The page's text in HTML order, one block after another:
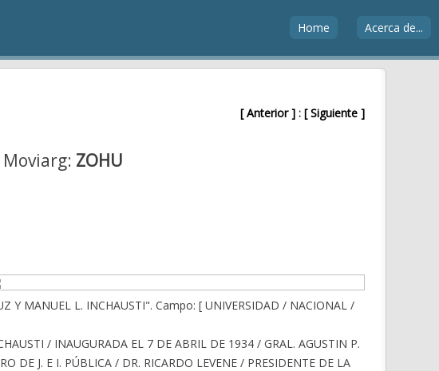
Home Acerca de...
[ Anterior ] :[ Siguiente ]
ZOHU
Y MANUEL L. INCHAUSTI". Campo: [ UNIVERSIDAD / NACIONAL /
/ INAUGURADA EL 7 DE ABRIL DE 1934 / GRAL. AGUSTIN P.
DE J. E I. PÚBLICA / DR. RICARDO LEVENE / PRESIDENTE DE LA